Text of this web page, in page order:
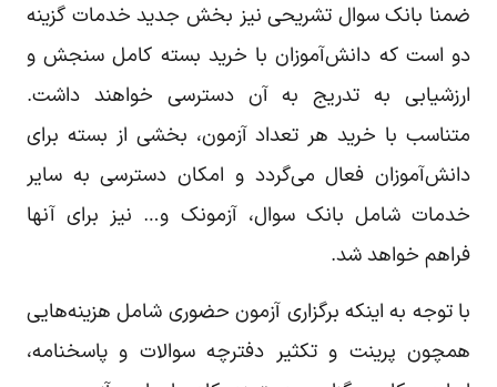
ضمنا بانک سوال تشریحی نیز بخش جدید خدمات گزینه
دو است که دانش‌آموزان با خرید بسته کامل سنجش و
ارزشیابی به تدریج به آن دسترسی خواهند داشت.
متناسب با خرید هر تعداد آزمون، بخشی از بسته برای
دانش‌آموزان فعال می‌گردد و امکان دسترسی به سایر
خدمات شامل بانک سوال، آزمونک و… نیز برای آنها
فراهم خواهد شد.
با توجه به اینکه برگزاری آزمون حضوری شامل هزینه‌هایی
همچون پرینت و تکثیر دفترچه سوالات و پاسخنامه،